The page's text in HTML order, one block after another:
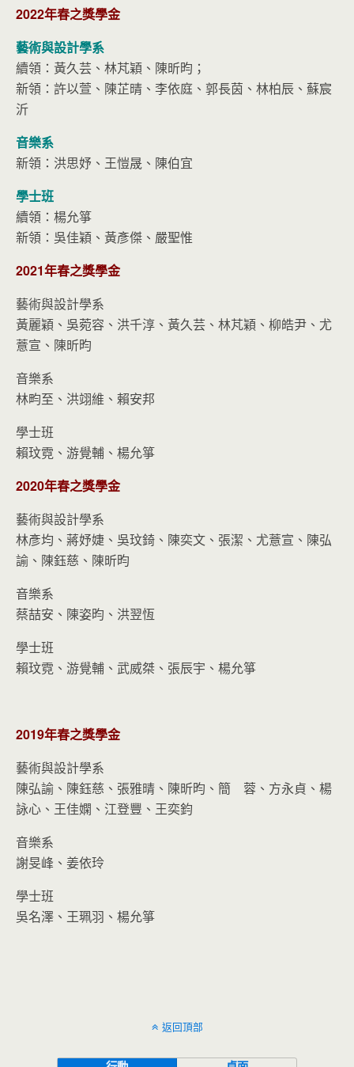
2022年春之獎學金
藝術與設計學系
續領：黃久芸、林芃穎、陳昕昀；
新領：許以萱、陳芷晴、李依庭、郭長茵、林柏辰、蘇宸
沂
音樂系
新領：洪思妤、王愷晟、陳伯宜
學士班
續領：楊允箏
新領：吳佳穎、黃彥傑、嚴聖惟
2021年春之獎學金
藝術與設計學系
黃麗穎、吳菀容、洪千淳、黃久芸、林芃穎、柳皓尹、尤
薏宣、陳昕昀
音樂系
林畇至、洪翊維、賴安邦
學士班
賴玟霓、游覺輔、楊允箏
2020年春之獎學金
藝術與設計學系
林彥均、蔣妤婕、吳玟錡、陳奕文、張潔、尤薏宣、陳弘
諭、陳鈺慈、陳昕昀
音樂系
蔡喆安、陳姿昀、洪翌恆
學士班
賴玟霓、游覺輔、武威桀、張辰宇、楊允箏
2019年春之獎學金
藝術與設計學系
陳弘諭、陳鈺慈、張雅晴、陳昕昀、簡 蓉、方永貞、楊
詠心、王佳嫻、江登豐、王奕鈞
音樂系
謝旻峰、姜依玲
學士班
吳名澤、王珮羽、楊允箏
返回頂部